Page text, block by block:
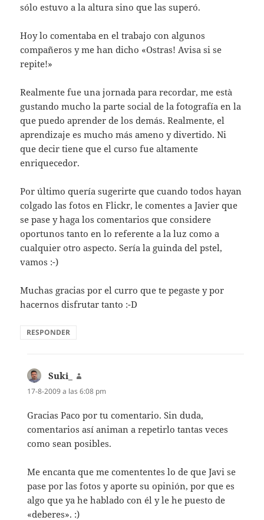
sólo estuvo a la altura sino que las superó.
Hoy lo comentaba en el trabajo con algunos
compañeros y me han dicho «Ostras! Avisa si se
repite!»
Realmente fue una jornada para recordar, me està
gustando mucho la parte social de la fotografía en la
que puedo aprender de los demás. Realmente, el
aprendizaje es mucho más ameno y divertido. Ni
que decir tiene que el curso fue altamente
enriquecedor.
Por último quería sugerirte que cuando todos hayan
colgado las fotos en Flickr, le comentes a Javier que
se pase y haga los comentarios que considere
oportunos tanto en lo referente a la luz como a
cualquier otro aspecto. Sería la guinda del pstel,
vamos :-)
Muchas gracias por el curro que te pegaste y por
hacernos disfrutar tanto :-D
RESPONDER
Suki_
17-8-2009 a las 6:08 pm
Gracias Paco por tu comentario. Sin duda,
comentarios así animan a repetirlo tantas veces
como sean posibles.
Me encanta que me comententes lo de que Javi se
pase por las fotos y aporte su opinión, por que es
algo que ya he hablado con él y le he puesto de
«deberes». :)